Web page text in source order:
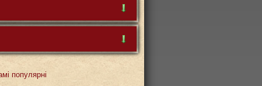
популярні